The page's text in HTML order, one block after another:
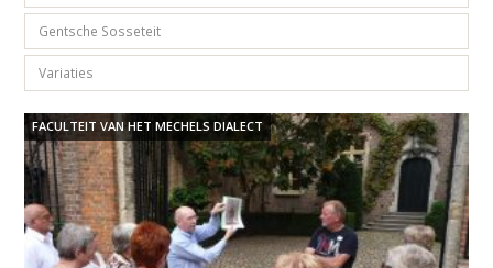
Gentsche Sosseteit
Variaties
FACULTEIT VAN HET MECHELS DIALECT